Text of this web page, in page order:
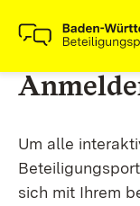
Um alle
sich mit Ihrem